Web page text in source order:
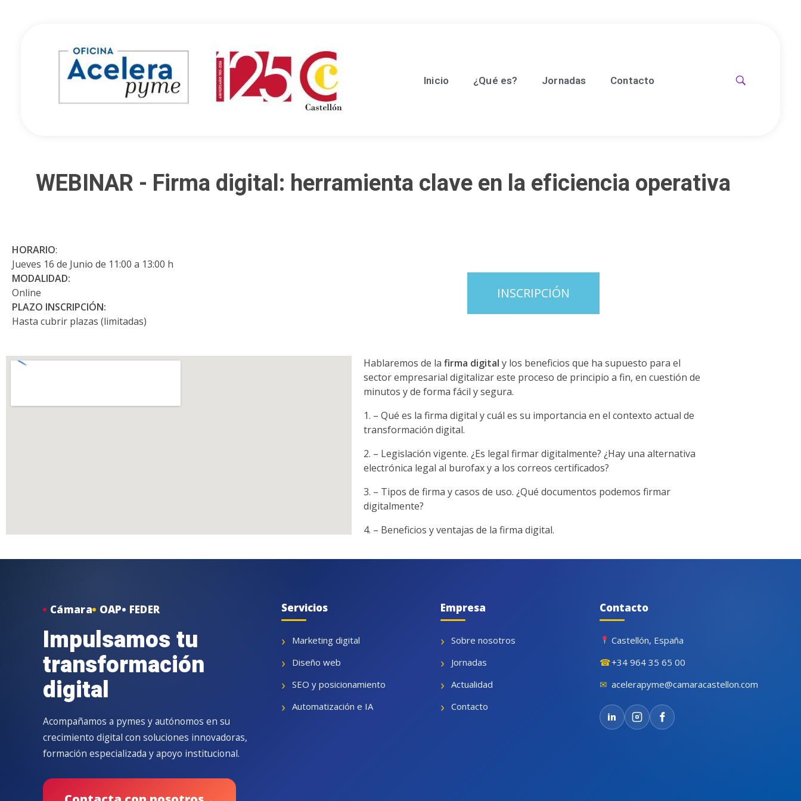
Inicio ¿Qué es? Jornadas Contacto
WEBINAR - Firma digital: herramienta clave en la eficiencia operativa
HORARIO:
Jueves 16 de Junio de 11:00 a 13:00 h
MODALIDAD:
Online
PLAZO INSCRIPCIÓN:
Hasta cubrir plazas (limitadas)
INSCRIPCIÓN
Hablaremos de la firma digital y los beneficios que ha supuesto para el
sector empresarial digitalizar este proceso de principio a fin, en cuestión de
minutos y de forma fácil y segura.
– Qué es la firma digital y cuál es su importancia en el contexto actual de
transformación digital.
– Legislación vigente. ¿Es legal firmar digitalmente? ¿Hay una alternativa
electrónica legal al burofax y a los correos certificados?
– Tipos de firma y casos de uso. ¿Qué documentos podemos firmar
digitalmente?
– Beneficios y ventajas de la firma digital.
Cámara OAP FEDER
Impulsamos tu
transformación
digital
Acompañamos a pymes y autónomos en su
crecimiento digital con soluciones innovadoras,
formación especializada y apoyo institucional.
Servicios
Marketing digital
Diseño web
SEO y posicionamiento
Automatización e IA
Empresa
Sobre nosotros
Jornadas
Actualidad
Contacto
Contacto
Castellón, España
☎+34 964 35 65 00
✉ acelerapyme@camaracastellon.com
in